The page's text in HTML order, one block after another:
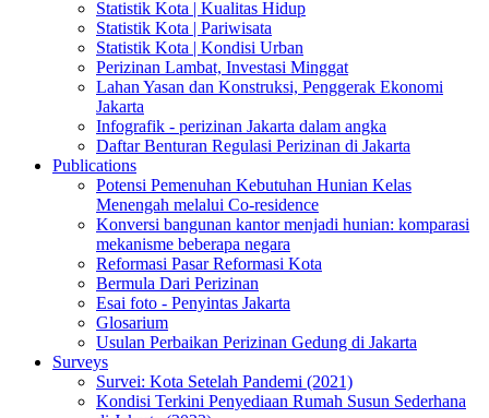
Statistik Kota | Kualitas Hidup
Statistik Kota | Pariwisata
Statistik Kota | Kondisi Urban
Perizinan Lambat, Investasi Minggat
Lahan Yasan dan Konstruksi, Penggerak Ekonomi
Jakarta
Infografik - perizinan Jakarta dalam angka
Daftar Benturan Regulasi Perizinan di Jakarta
Publications
Potensi Pemenuhan Kebutuhan Hunian Kelas
Menengah melalui Co-residence
Konversi bangunan kantor menjadi hunian: komparasi
mekanisme beberapa negara
Reformasi Pasar Reformasi Kota
Bermula Dari Perizinan
Esai foto - Penyintas Jakarta
Glosarium
Usulan Perbaikan Perizinan Gedung di Jakarta
Surveys
Survei: Kota Setelah Pandemi (2021)
Kondisi Terkini Penyediaan Rumah Susun Sederhana